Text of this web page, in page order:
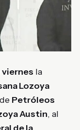
viernes la
Lozoya
Petróleos
Austin, al
de la